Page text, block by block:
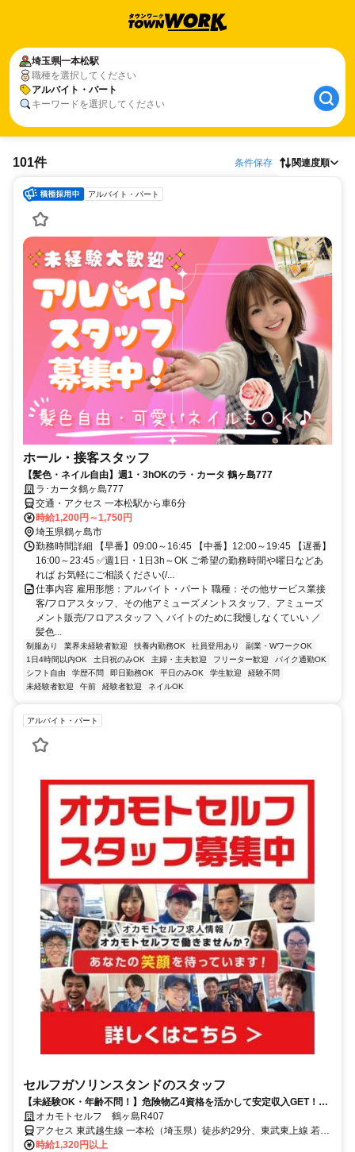
埼玉県一本松駅
職種を選択してください
アルバイト・パート
キーワードを選択してください
101件 条件保存 関連度順
アルバイト・パート
ホール・接客スタッフ
【髪色・ネイル自由】週1・3hOKのラ・カータ 鶴ヶ島777
ラ･カータ鶴ヶ島777
交通・アクセス 一本松駅から車6分
時給1,200円～1,750円
埼玉県鶴ヶ島市
勤務時間詳細 【早番】09:00～16:45 【中番】12:00～19:45 【遅番】
16:00～23:45 ✅週1日・1日3h～OK ご希望の勤務時間や曜日などあ
れば お気軽にご相談ください(/...
仕事内容 雇用形態：アルバイト・パート 職種：その他サービス業接
客/フロアスタッフ、その他アミューズメントスタッフ、アミューズ
メント販売/フロアスタッフ ＼ バイトのために我慢しなくていい ／
髪色...
制服あり 業界未経験者歓迎 扶養内勤務OK 社員登用あり
副業・WワークOK
1日4時間以内OK
土日祝のみOK 主婦・主夫歓迎 フリーター歓迎
バイク通勤OK
シフト自由
学歴不問 即日勤務OK 平日のみOK 学生歓迎
経験不問
未経験者歓迎
午前 経験者歓迎 ネイルOK
アルバイト・パート
セルフガソリンスタンドのスタッフ
【未経験OK・年齢不問！】危険物乙4資格を活かして安定収入GET！シ
フト融通◎家族も使える給油社割あり！
オカモトセルフ 鶴ヶ島R407
アクセス 東武越生線 一本松（埼玉県）徒歩約29分、東武東上線 若葉
西口徒歩約32分、東武東上線 坂戸南口徒歩約36分
時給1,320円以上